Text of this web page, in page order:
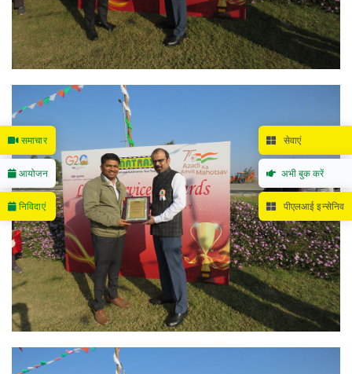
सेवाएं
अभी बुक करें
पीएलआई इन्सेनिव
समाचार
आयोजन
निविदाएं